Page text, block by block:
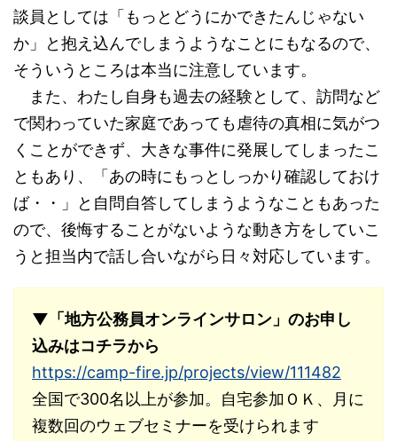
談員としては「もっとどうにかできたんじゃない
か」と抱え込んでしまうようなことにもなるので、
そういうところは本当に注意しています。
また、わたし自身も過去の経験として、訪問など
で関わっていた家庭であっても虐待の真相に気がつ
くことができず、大きな事件に発展してしまったこ
ともあり、「あの時にもっとしっかり確認しておけ
ば・・」と自問自答してしまうようなこともあった
ので、後悔することがないような動き方をしていこ
うと担当内で話し合いながら日々対応しています。
▼「地方公務員オンラインサロン」のお申し
込みはコチラから
https://camp-fire.jp/projects/view/111482
全国で300名以上が参加。自宅参加ＯＫ、月に
複数回のウェブセミナーを受けられます